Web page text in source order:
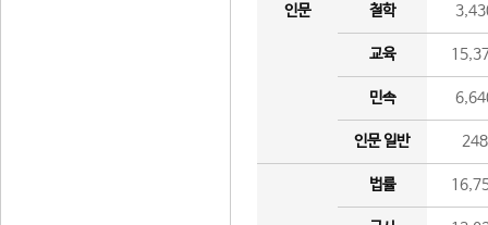
인문 철학
교육
민속
인문 일반 248
법률